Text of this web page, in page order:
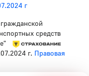
г
средств
г. Правовая